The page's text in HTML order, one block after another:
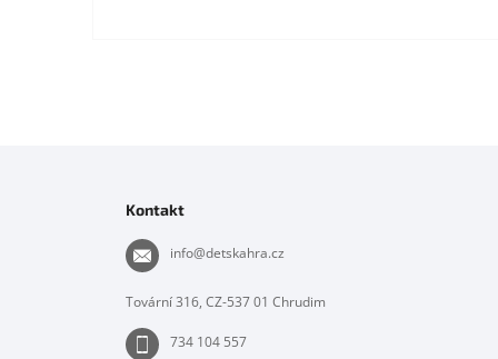
Kontakt
info@detskahra.cz
Tovární 316, CZ-537 01 Chrudim
734 104 557